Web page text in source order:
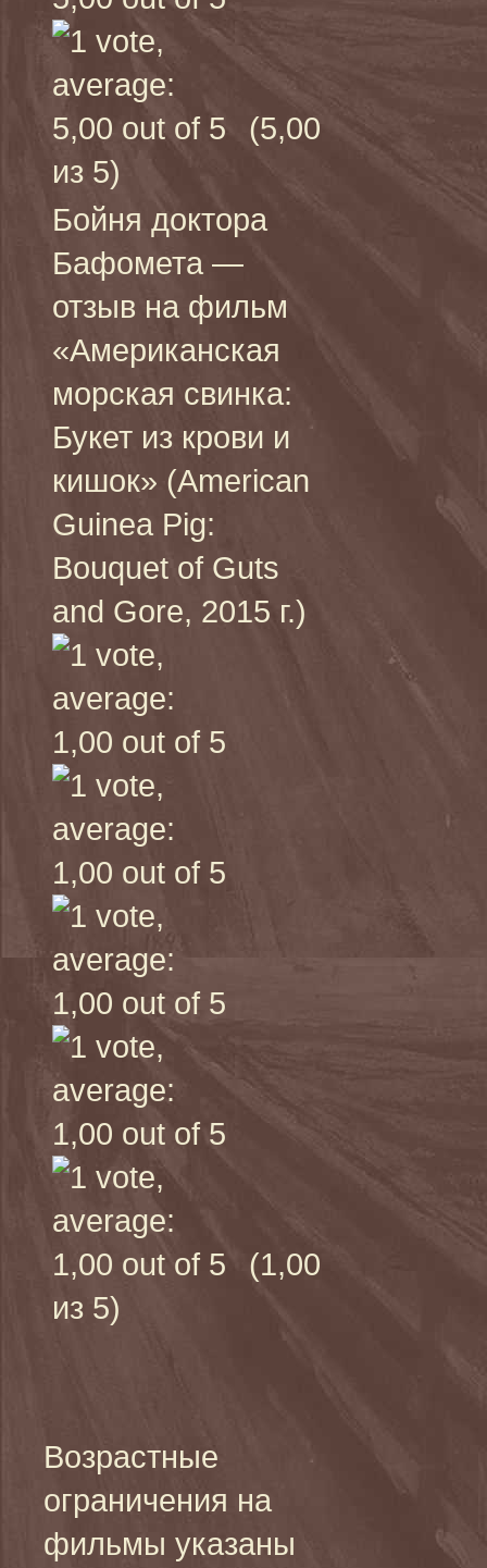
(5,00
из 5)
Бойня доктора
Бафомета —
отзыв на фильм
«Американская
морская свинка:
Букет из крови и
кишок» (American
Guinea Pig:
Bouquet of Guts
and Gore, 2015 г.)
(1,00
из 5)
Возрастные
ограничения на
фильмы указаны